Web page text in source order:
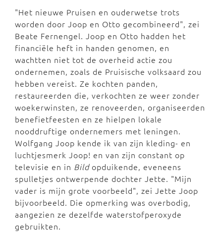
"Het nieuwe Pruisen en ouderwetse trots
worden door Joop en Otto gecombineerd", zei
Beate Fernengel. Joop en Otto hadden het
financiële heft in handen genomen, en
wachtten niet tot de overheid actie zou
ondernemen, zoals de Pruisische volksaard zou
hebben vereist. Ze kochten panden,
restaureerden die, verkochten ze weer zonder
woekerwinsten, ze renoveerden, organiseerden
benefietfeesten en ze hielpen lokale
nooddruftige ondernemers met leningen.
Wolfgang Joop kende ik van zijn kleding- en
luchtjesmerk Joop! en van zijn constant op
televisie en in Bildopduikende, eveneens
spulletjes ontwerpende dochter Jette. "Mijn
vader is mijn grote voorbeeld", zei Jette Joop
bijvoorbeeld. Die opmerking was overbodig,
aangezien ze dezelfde waterstofperoxyde
gebruikten.